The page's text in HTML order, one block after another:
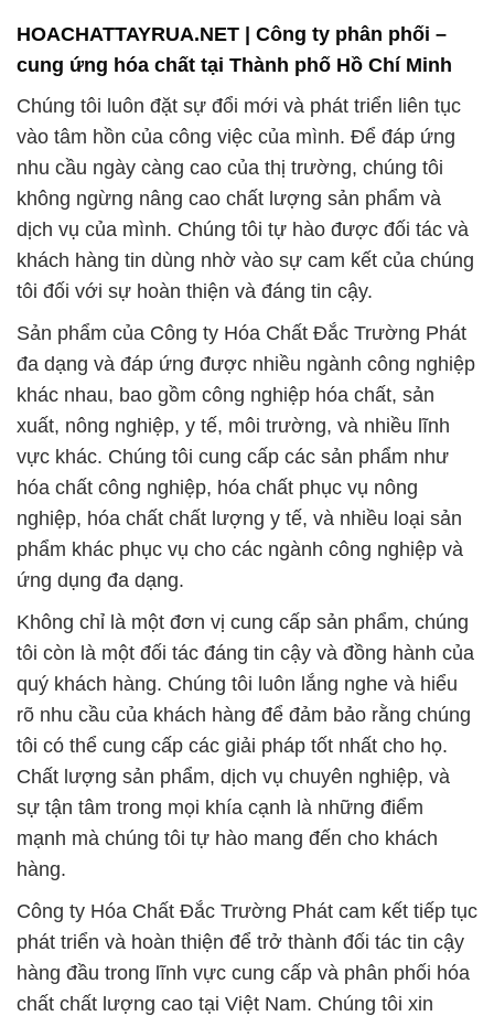
HOACHATTAYRUA.NET | Công ty phân phối –
cung ứng hóa chất tại Thành phố Hồ Chí Minh
Chúng tôi luôn đặt sự đổi mới và phát triển liên tục
vào tâm hồn của công việc của mình. Để đáp ứng
nhu cầu ngày càng cao của thị trường, chúng tôi
không ngừng nâng cao chất lượng sản phẩm và
dịch vụ của mình. Chúng tôi tự hào được đối tác và
khách hàng tin dùng nhờ vào sự cam kết của chúng
tôi đối với sự hoàn thiện và đáng tin cậy.
Sản phẩm của Công ty Hóa Chất Đắc Trường Phát
đa dạng và đáp ứng được nhiều ngành công nghiệp
khác nhau, bao gồm công nghiệp hóa chất, sản
xuất, nông nghiệp, y tế, môi trường, và nhiều lĩnh
vực khác. Chúng tôi cung cấp các sản phẩm như
hóa chất công nghiệp, hóa chất phục vụ nông
nghiệp, hóa chất chất lượng y tế, và nhiều loại sản
phẩm khác phục vụ cho các ngành công nghiệp và
ứng dụng đa dạng.
Không chỉ là một đơn vị cung cấp sản phẩm, chúng
tôi còn là một đối tác đáng tin cậy và đồng hành của
quý khách hàng. Chúng tôi luôn lắng nghe và hiểu
rõ nhu cầu của khách hàng để đảm bảo rằng chúng
tôi có thể cung cấp các giải pháp tốt nhất cho họ.
Chất lượng sản phẩm, dịch vụ chuyên nghiệp, và
sự tận tâm trong mọi khía cạnh là những điểm
mạnh mà chúng tôi tự hào mang đến cho khách
hàng.
Công ty Hóa Chất Đắc Trường Phát cam kết tiếp tục
phát triển và hoàn thiện để trở thành đối tác tin cậy
hàng đầu trong lĩnh vực cung cấp và phân phối hóa
chất chất lượng cao tại Việt Nam. Chúng tôi xin